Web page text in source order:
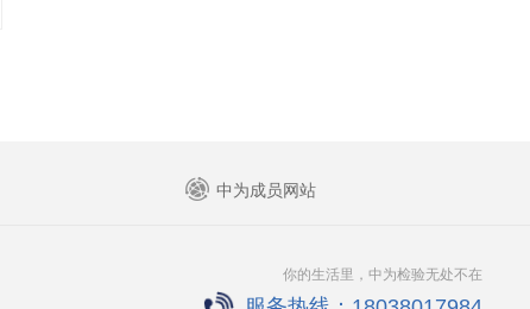
中为成员网站
你的生活里，中为检验无处不在